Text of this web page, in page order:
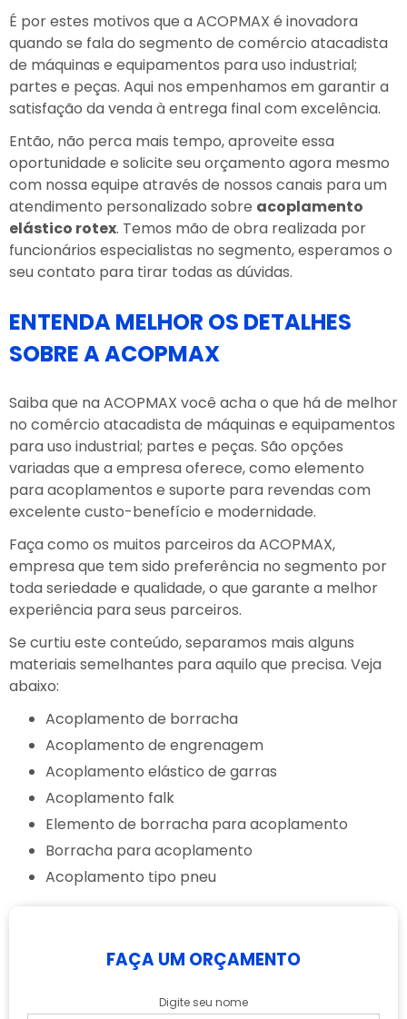
É por estes motivos que a ACOPMAX é inovadora
quando se fala do segmento de comércio atacadista
de máquinas e equipamentos para uso industrial;
partes e peças. Aqui nos empenhamos em garantir a
satisfação da venda à entrega final com excelência.
Então, não perca mais tempo, aproveite essa
oportunidade e solicite seu orçamento agora mesmo
com nossa equipe através de nossos canais para um
atendimento personalizado sobre acoplamento
elástico rotex. Temos mão de obra realizada por
funcionários especialistas no segmento, esperamos o
seu contato para tirar todas as dúvidas.
ENTENDA MELHOR OS DETALHES
SOBRE A ACOPMAX
Saiba que na ACOPMAX você acha o que há de melhor
no comércio atacadista de máquinas e equipamentos
para uso industrial; partes e peças. São opções
variadas que a empresa oferece, como elemento
para acoplamentos e suporte para revendas com
excelente custo-benefício e modernidade.
Faça como os muitos parceiros da ACOPMAX,
empresa que tem sido preferência no segmento por
toda seriedade e qualidade, o que garante a melhor
experiência para seus parceiros.
Se curtiu este conteúdo, separamos mais alguns
materiais semelhantes para aquilo que precisa. Veja
abaixo:
Acoplamento de borracha
Acoplamento de engrenagem
Acoplamento elástico de garras
Acoplamento falk
Elemento de borracha para acoplamento
Borracha para acoplamento
Acoplamento tipo pneu
FAÇA UM ORÇAMENTO
Digite seu nome